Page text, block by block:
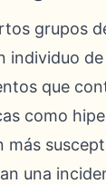
grupos
que
como
una